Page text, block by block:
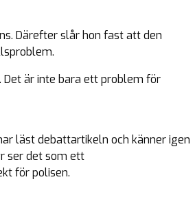
Därefter slår hon fast att den
är inte bara ett problem för
läst debattartikeln och känner igen
ser det som ett
för polisen.